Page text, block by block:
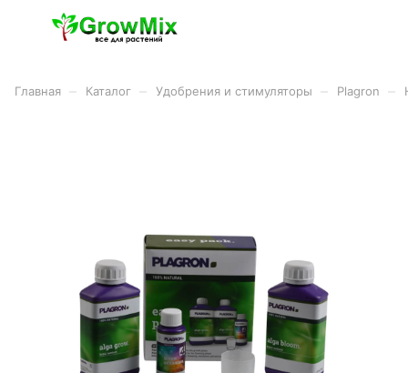
Главная Каталог Удобрения и стимуляторы Plagron